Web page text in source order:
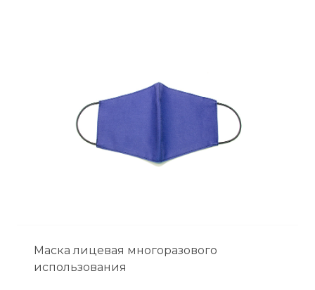
Маска лицевая многоразового
использования